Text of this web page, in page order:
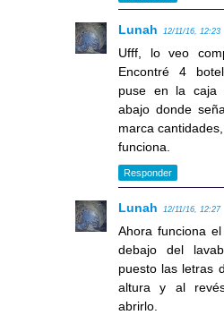
Lunah 12/11/16, 12:23
Ufff, lo veo
Encontré 4
puse en la caja
abajo donde
marca
funciona.
Responder
Lunah 12/11/16, 12:27
Ahora funciona
debajo del
puesto las letras
altura y al
abrirlo.